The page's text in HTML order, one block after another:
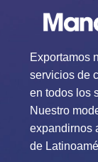
Exportamos
servicios de
en todos los
Nuestro
expandirnos
de